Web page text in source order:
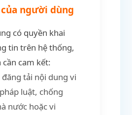
người dùng
có quyền khai
tin trên hệ thống,
cam kết:
đăng tải nội dung vi
luật, chống
nước hoặc vi